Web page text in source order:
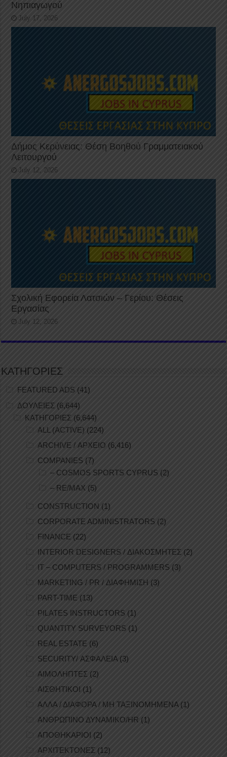
Νηπιαγωγού
July 17, 2026
Δήμος Κερύνειας: Θέση Βοηθού Γραμματειακού
Λειτουργού
July 12, 2026
Σχολική Εφορεία Λατσιών – Γερίου: Θέσεις
Εργασίας
July 12, 2026
ΚΑΤΗΓΟΡΙΕΣ
FEATURED ADS (41)
ΔΟΥΛΕΙΕΣ (6,644)
ΚΑΤΗΓΟΡΙΕΣ (6,644)
ALL (ACTIVE) (224)
ARCHIVE / ΑΡΧΕΙΟ (6,416)
COMPANIES (7)
– COSMOS SPORTS CYPRUS (2)
– RE/MAX (5)
CONSTRUCTION (1)
CORPORATE ADMINISTRATORS (2)
FINANCE (22)
INTERIOR DESIGNERS / ΔΙΑΚΟΣΜΗΤΕΣ (2)
IT – COMPUTERS / PROGRAMMERS (3)
MARKETING / PR / ΔΙΑΦΗΜΙΣΗ (3)
PART-TIME (13)
PILATES INSTRUCTORS (1)
QUANTITY SURVEYORS (1)
REAL ESTATE (6)
SECURITY/ ΑΣΦΑΛΕΙΑ(3)
ΑΙΜΟΛΗΠΤΕΣ (2)
ΑΙΣΘΗΤΙΚΟΙ (1)
ΑΛΛΑ / ΔΙΑΦΟΡΑ / ΜΗ ΤΑΞΙΝΟΜΗΜΕΝΑ(1)
ΑΝΘΡΩΠΙΝΟ ΔΥΝΑΜΙΚΟ/HR (1)
ΑΠΟΘΗΚΑΡΙΟΙ (2)
ΑΡΧΙΤΕΚΤΟΝΕΣ (12)